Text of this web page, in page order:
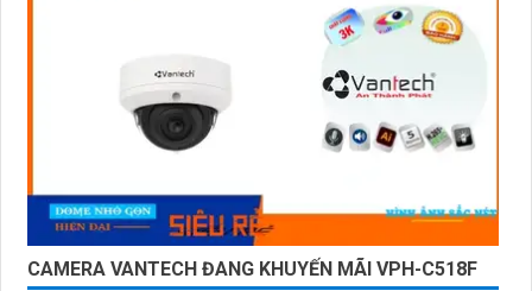
CAMERA VANTECH ĐANG KHUYẾN MÃI VPH-C518F